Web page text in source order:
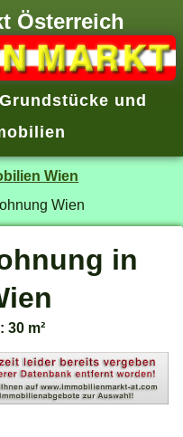
Österreich
Grundstücke und
Wien
Wien
in
30 m²